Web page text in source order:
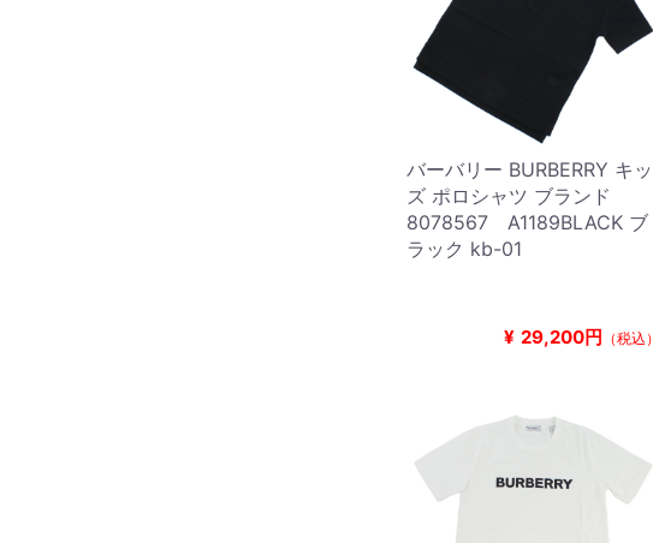
バーバリー BURBERRY キッ
ズ ポロシャツ ブランド
8078567 A1189BLACK ブ
ラック kb-01
¥ 29,200円 （税込）